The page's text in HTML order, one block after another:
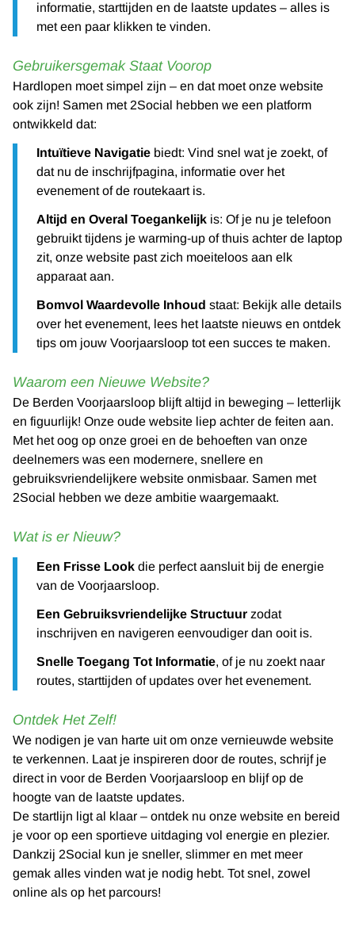
informatie, starttijden en de laatste updates – alles is
met een paar klikken te vinden.
Gebruikersgemak Staat Voorop
Hardlopen moet simpel zijn – en dat moet onze website
ook zijn! Samen met 2Social hebben we een platform
ontwikkeld dat:
Intuïtieve Navigatie biedt: Vind snel wat je zoekt, of
dat nu de inschrijfpagina, informatie over het
evenement of de routekaart is.
Altijd en Overal Toegankelijk is: Of je nu je telefoon
gebruikt tijdens je warming-up of thuis achter de laptop
zit, onze website past zich moeiteloos aan elk
apparaat aan.
Bomvol Waardevolle Inhoud staat: Bekijk alle details
over het evenement, lees het laatste nieuws en ontdek
tips om jouw Voorjaarsloop tot een succes te maken.
Waarom een Nieuwe Website?
De Berden Voorjaarsloop blijft altijd in beweging – letterlijk
en figuurlijk! Onze oude website liep achter de feiten aan.
Met het oog op onze groei en de behoeften van onze
deelnemers was een modernere, snellere en
gebruiksvriendelijkere website onmisbaar. Samen met
2Social hebben we deze ambitie waargemaakt.
Wat is er Nieuw?
Een Frisse Look die perfect aansluit bij de energie
van de Voorjaarsloop.
Een Gebruiksvriendelijke Structuur zodat
inschrijven en navigeren eenvoudiger dan ooit is.
Snelle Toegang Tot Informatie, of je nu zoekt naar
routes, starttijden of updates over het evenement.
Ontdek Het Zelf!
We nodigen je van harte uit om onze vernieuwde website
te verkennen. Laat je inspireren door de routes, schrijf je
direct in voor de Berden Voorjaarsloop en blijf op de
hoogte van de laatste updates.
De startlijn ligt al klaar – ontdek nu onze website en bereid
je voor op een sportieve uitdaging vol energie en plezier.
Dankzij 2Social kun je sneller, slimmer en met meer
gemak alles vinden wat je nodig hebt. Tot snel, zowel
online als op het parcours!